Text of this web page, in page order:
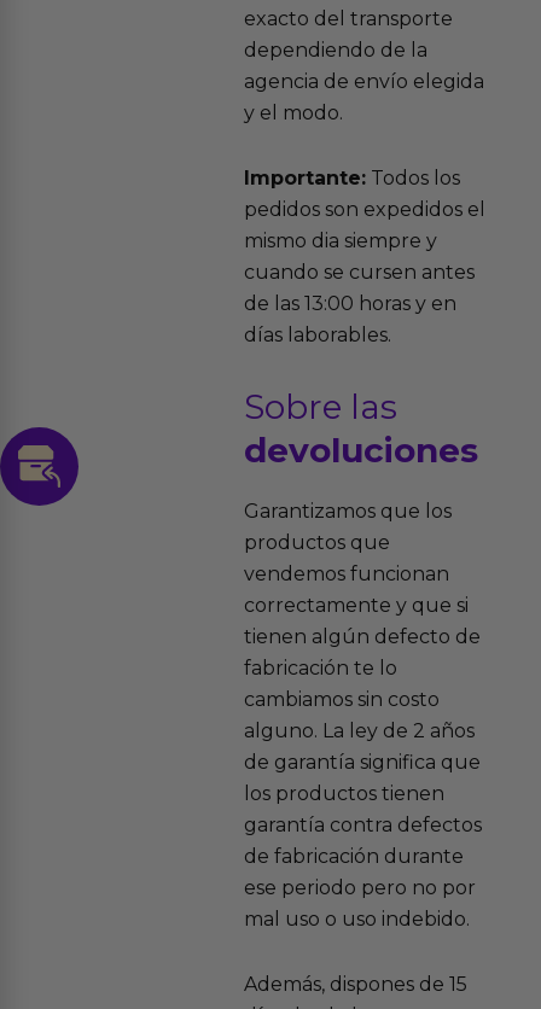
exacto del transporte
dependiendo de la
agencia de envío elegida
y el modo.
Importante:Todos los
pedidos son expedidos el
mismo dia siempre y
cuando se cursen antes
de las 13:00 horas y en
días laborables.
Sobre las
devoluciones
Garantizamos que los
productos que
vendemos funcionan
correctamente y que si
tienen algún defecto de
fabricación te lo
cambiamos sin costo
alguno. La ley de 2 años
de garantía significa que
los productos tienen
garantía contra defectos
de fabricación durante
ese periodo pero no por
mal uso o uso indebido.
Además, dispones de 15